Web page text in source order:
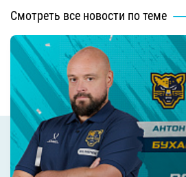
Смотреть все новости по теме